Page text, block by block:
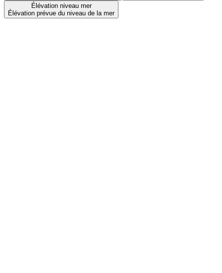
Élévation niveau mer
Élévation prévue du niveau de la mer